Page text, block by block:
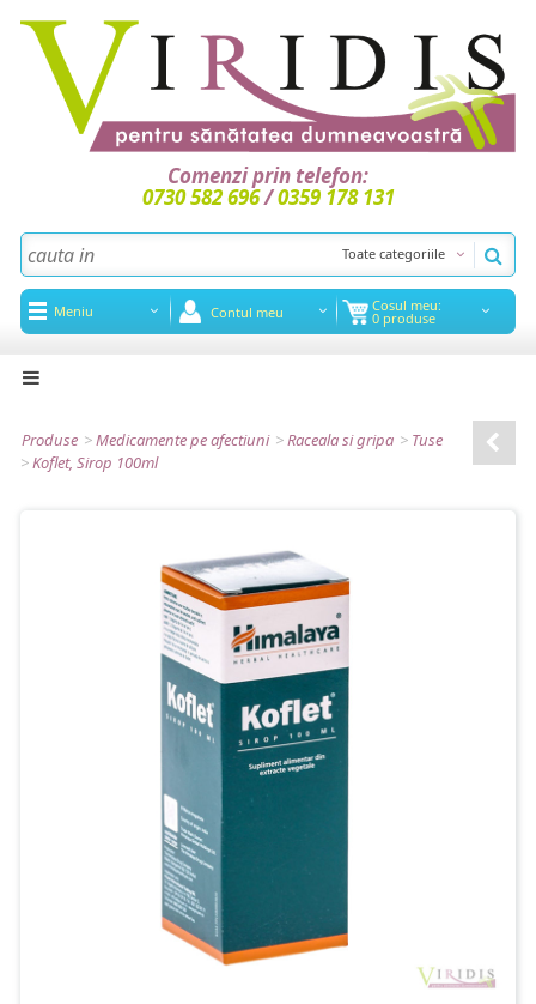
Comenzi prin telefon:
0730 582 696/0359 178 131
Toate categoriile
Meniu
Noutati
Promotii
Contul meu Cosul meu:
0 produse
Produse >Medicamente pe afectiuni >Raceala si gripa > Tuse
>Koflet, Sirop 100ml